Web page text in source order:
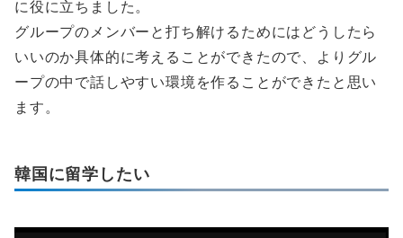
に役に立ちました。
グループのメンバーと打ち解けるためにはどうしたら
いいのか具体的に考えることができたので、よりグル
ープの中で話しやすい環境を作ることができたと思い
ます。
韓国に留学したい